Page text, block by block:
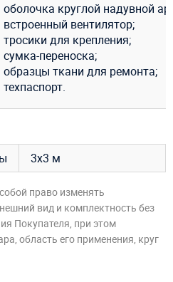
оболочка круглой надувной
встроенный вентилятор;
тросики для крепления;
сумка-переноска;
образцы ткани для ремонта;
техпаспорт.
3х3 м
право изменять
вид и комплектность без
Покупателя, при этом
область его применения, круг